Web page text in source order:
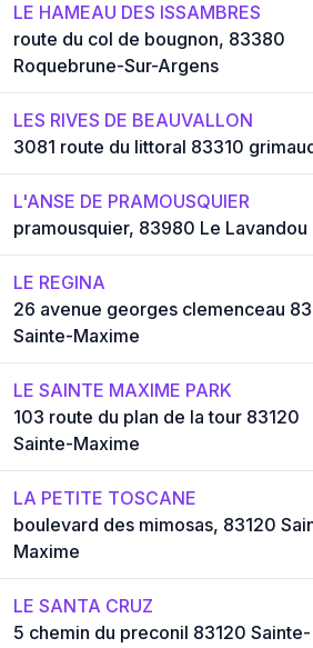
LE HAMEAU DES ISSAMBRES
route du col de bougnon, 83380
Roquebrune-Sur-Argens
LES RIVES DE BEAUVALLON
3081 route du littoral 83310
L'ANSE DE PRAMOUSQUIER
pramousquier, 83980 Le Lavandou
LE REGINA
26 avenue georges clemenceau
Sainte-Maxime
LE SAINTE MAXIME PARK
103 route du plan de la tour 83120
Sainte-Maxime
LA PETITE TOSCANE
boulevard des mimosas, 83120
Maxime
LE SANTA CRUZ
5 chemin du preconil 83120 Sainte-